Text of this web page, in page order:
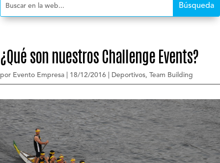
¿Qué son nuestros Challenge Events?
por Evento Empresa 18/12/2016 Deportivos, Team Building